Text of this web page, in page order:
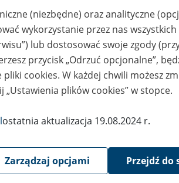
Jeśli jesteś osobą ubezpieczoną (np.
możesz sprawdzić swoje dane
masz dostęp do informacji o stanie
masz dostęp do informacji o
Jeśli jesteś płatnikiem składek (np.
możesz skorzystać z aplikacji
ubezpieczeń, wypełnisz i
ZUS,
możesz złożyć wniosek o wydanie
masz dostęp do zwolnień lekarskich
Jeśli jesteś świadczeniobiorcą
(niezbędne) oraz analityczne
wykorzystanie przez nas
lub dostosować swoje zgody
przycisk „Odrzuć opcjonalne”,
cookies. W każdej chwili możesz
plików cookies” w stopce.
ostatnia aktualizacja 19.08.2024 r.
Zarządzaj opcjami Przejdź do